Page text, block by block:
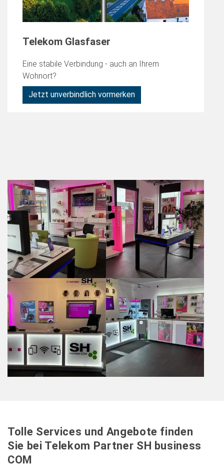
Telekom Glasfaser
Eine stabile Verbindung - auch an Ihrem
Wohnort?
Jetzt unverbindlich vormerken
Tolle Services und Angebote finden
Sie bei Telekom Partner SH business
COM